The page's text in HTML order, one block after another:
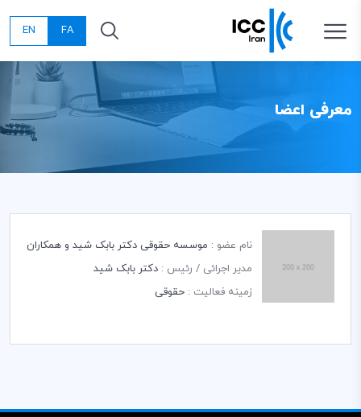
FA
EN
معرفی اعضا
نام عضو : موسسه حقوقی دکتر بابک شید و همکاران
مدیر اجرائی / رئیس : دکتر بابک شید
زمینه فعالیت : حقوقی